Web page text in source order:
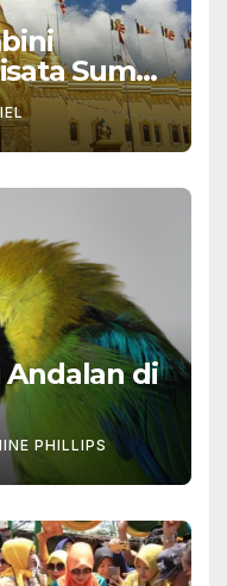
Sumut
Andalan di
PHILLIPS